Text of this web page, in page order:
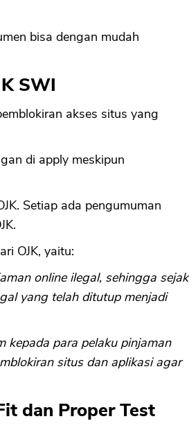
bisa dengan mudah
SWI
akses situs yang
di apply meskipun
Setiap ada pengumuman
OJK, yaitu:
online ilegal, sehingga sejak
yang telah ditutup menjadi
kepada para pelaku pinjaman
situs dan aplikasi agar
dan Proper Test